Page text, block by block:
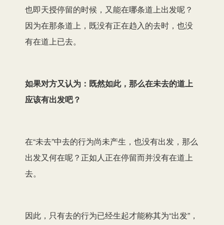
也即天授停留的时候，又能在哪条道上出发呢？
因为在那条道上，既没有正在趋入的去时，也没
有在道上已去。
如果对方又认为：既然如此，那么在未去的道上
应该有出发吧？
在“未去”中去的行为尚未产生，也没有出发，那么
出发又何在呢？正如人正在停留而并没有在道上
去。
因此，只有去的行为已经生起才能称其为“出发”，